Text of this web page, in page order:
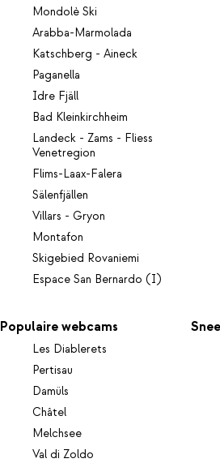
Mondolè Ski
Arabba-Marmolada
Katschberg - Aineck
Paganella
Idre Fjäll
Bad Kleinkirchheim
Landeck - Zams - Fliess
Venetregion
Flims-Laax-Falera
Sälenfjällen
Villars - Gryon
Montafon
Skigebied Rovaniemi
Espace San Bernardo (I)
Populaire webcams
Les Diablerets
Pertisau
Damüls
Châtel
Melchsee
Val di Zoldo